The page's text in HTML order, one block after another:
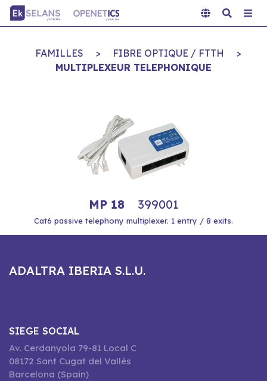
FAMILLES > FIBRE OPTIQUE / FTTH
>
MULTIPLEXEUR TELEPHONIQUE
MP 18 399001
Cat6 passive telephony multiplexer. 1 entry / 8 exits.
ADALTRA IBERIA S.L.U.
SIEGE SOCIAL
Av. Cerdanyola 79-81 Local C
08172 Sant Cugat del Vallès
Barcelona (Spain)